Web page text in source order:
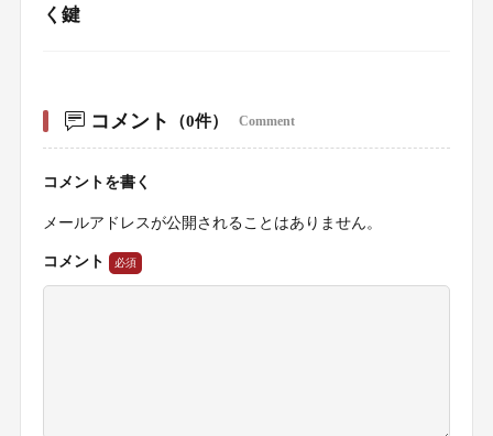
く鍵
コメント （0件） Comment
コメントを書く
メールアドレスが公開されることはありません。
コメント